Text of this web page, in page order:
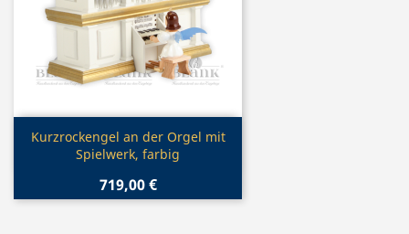
Vorschau
Kurzrockengel an der Orgel mit
Spielwerk, farbig
719,00 €